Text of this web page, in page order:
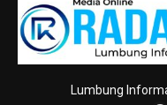
Lumbung